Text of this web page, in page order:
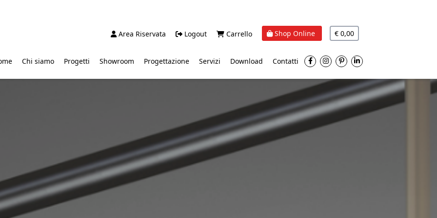
Area Riservata Logout Carrello Shop Online € 0,00
Chi siamo Progetti Showroom Progettazione Servizi Download Contatti